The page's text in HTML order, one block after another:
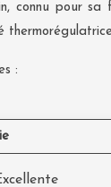
connu pour
: